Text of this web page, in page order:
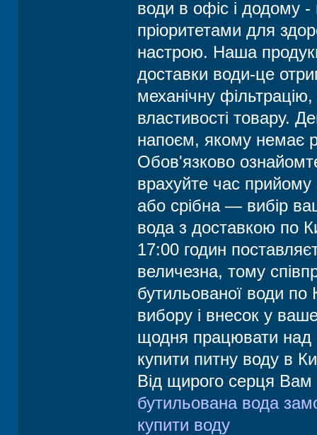
води в офіс і додому
пріоритетами для
настрою. Наша
доставки води-це
механічну
властивості товару.
напоєм, якому немає
Обов'язково
врахуйте час
або срібна — вибір
вода з доставкою по
17:00 годин
величезна, тому
бутильованої води по
вибору і внесок у
щодня працювати над
купити питну воду в
Від щирого серця Вам
бутильована вода
купити воду